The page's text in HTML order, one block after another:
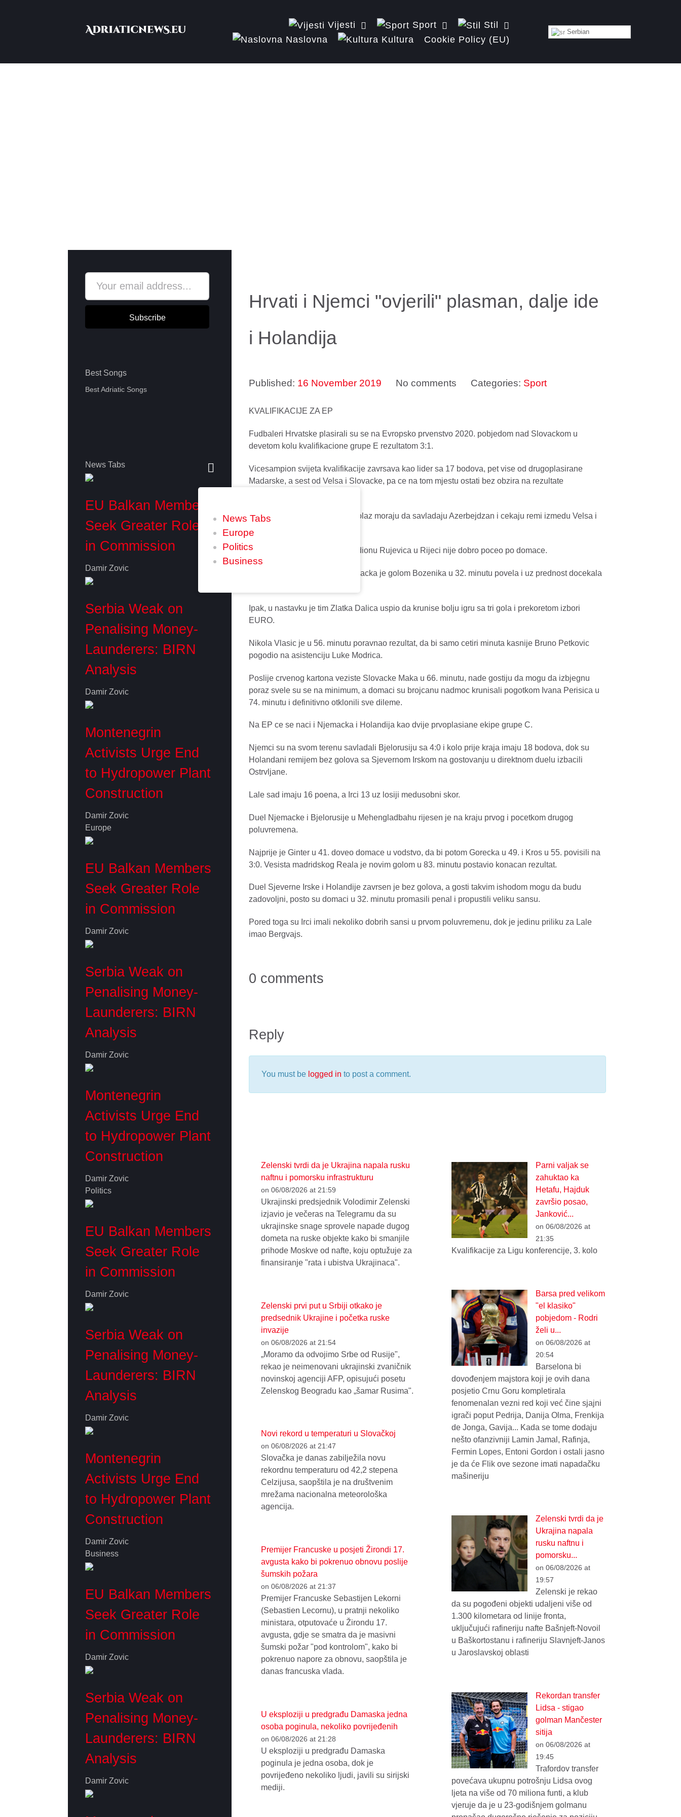
Vijesti Sport
Stil
Naslovna
Kultura Cookie Policy (EU)
Serbian
Subscribe
Best Songs
Best Adriatic Songs
News Tabs
Europe
Politics
Business
News Tabs
EU Balkan Members
Seek Greater Role
in Commission
Damir Zovic
Serbia Weak on
Penalising Money-
Launderers: BIRN
Analysis
Damir Zovic
Montenegrin
Activists Urge End
to Hydropower Plant
Construction
Damir Zovic
Europe
EU Balkan Members
Seek Greater Role
in Commission
Damir Zovic
Serbia Weak on
Penalising Money-
Launderers: BIRN
Analysis
Damir Zovic
Montenegrin
Activists Urge End
to Hydropower Plant
Construction
Damir Zovic
Politics
EU Balkan Members
Seek Greater Role
in Commission
Damir Zovic
Serbia Weak on
Penalising Money-
Launderers: BIRN
Analysis
Damir Zovic
Montenegrin
Activists Urge End
to Hydropower Plant
Construction
Damir Zovic
Business
EU Balkan Members
Seek Greater Role
in Commission
Damir Zovic
Serbia Weak on
Penalising Money-
Launderers: BIRN
Analysis
Damir Zovic
Hrvati i Njemci "ovjerili" plasman, dalje ide
i Holandija
Published: 16 November 2019 No comments Categories: Sport
KVALIFIKACIJE ZA EP
Fudbaleri Hrvatske plasirali su se na Evropsko prvenstvo 2020. pobjedom nad Slovackom u
devetom kolu kvalifikacione grupe E rezultatom 3:1.
Vicesampion svijeta kvalifikacije zavrsava kao lider sa 17 bodova, pet vise od drugoplasirane
Madarske, a sest od Velsa i Slovacke, pa ce na tom mjestu ostati bez obzira na rezultate
Slovaci, sa druge strane, za prolaz moraju da savladaju Azerbejdzan i cekaju remi izmedu Velsa i
Duel u sjajnoj atmosferi na stadionu Rujevica u Rijeci nije dobro poceo po domace.
Uprkos inicijativi Vatrenih, Slovacka je golom Bozenika u 32. minutu povela i uz prednost docekala
Ipak, u nastavku je tim Zlatka Dalica uspio da krunise bolju igru sa tri gola i prekoretom izbori
EURO.
Nikola Vlasic je u 56. minutu poravnao rezultat, da bi samo cetiri minuta kasnije Bruno Petkovic
pogodio na asistenciju Luke Modrica.
Poslije crvenog kartona veziste Slovacke Maka u 66. minutu, nade gostiju da mogu da izbjegnu
poraz svele su se na minimum, a domaci su brojcanu nadmoc krunisali pogotkom Ivana Perisica u
74. minutu i definitivno otklonili sve dileme.
Na EP ce se naci i Njemacka i Holandija kao dvije prvoplasiane ekipe grupe C.
Njemci su na svom terenu savladali Bjelorusiju sa 4:0 i kolo prije kraja imaju 18 bodova, dok su
Holandani remijem bez golova sa Sjevernom Irskom na gostovanju u direktnom duelu izbacili
Ostrvljane.
Lale sad imaju 16 poena, a Irci 13 uz losiji medusobni skor.
Duel Njemacke i Bjelorusije u Mehengladbahu rijesen je na kraju prvog i pocetkom drugog
poluvremena.
Najprije je Ginter u 41. doveo domace u vodstvo, da bi potom Gorecka u 49. i Kros u 55. povisili na
3:0. Vesista madridskog Reala je novim golom u 83. minutu postavio konacan rezultat.
Duel Sjeverne Irske i Holandije zavrsen je bez golova, a gosti takvim ishodom mogu da budu
zadovoljni, posto su domaci u 32. minutu promasili penal i propustili veliku sansu.
Pored toga su Irci imali nekoliko dobrih sansi u prvom poluvremenu, dok je jedinu priliku za Lale
imao Bergvajs.
0 comments
Reply
You must be logged in to post a comment.
Zelenski tvrdi da je Ukrajina napala rusku
naftnu i pomorsku infrastrukturu
on 06/08/2026 at 21:59
Ukrajinski predsjednik Volodimir Zelenski
izjavio je večeras na Telegramu da su
ukrajinske snage sprovele napade dugog
dometa na ruske objekte kako bi smanjile
prihode Moskve od nafte, koju optužuje za
finansiranje "rata i ubistva Ukrajinaca".
Zelenski prvi put u Srbiji otkako je
predsednik Ukrajine i početka ruske
invazije
on 06/08/2026 at 21:54
„Moramo da odvojimo Srbe od Rusije",
rekao je neimenovani ukrajinski zvaničnik
novinskoj agenciji AFP, opisujući posetu
Zelenskog Beogradu kao „šamar Rusima".
Novi rekord u temperaturi u Slovačkoj
on 06/08/2026 at 21:47
Slovačka je danas zabilježila novu
rekordnu temperaturu od 42,2 stepena
Celzijusa, saopštila je na društvenim
mrežama nacionalna meteorološka
agencija.
Premijer Francuske u posjeti Žirondi 17.
avgusta kako bi pokrenuo obnovu poslije
šumskih požara
on 06/08/2026 at 21:37
Premijer Francuske Sebastijen Lekorni
(Sebastien Lecornu), u pratnji nekoliko
ministara, otputovaće u Žirondu 17.
avgusta, gdje se smatra da je masivni
šumski požar "pod kontrolom", kako bi
pokrenuo napore za obnovu, saopštila je
danas francuska vlada.
U eksploziji u predgrađu Damaska jedna
osoba poginula, nekoliko povrijeđenih
on 06/08/2026 at 21:28
U eksploziji u predgrađu Damaska
poginula je jedna osoba, dok je
povrijeđeno nekoliko ljudi, javili su sirijski
mediji.
Parni valjak se
zahuktao ka
Hetafu, Hajduk
završio posao,
Janković...
on 06/08/2026 at
21:35
Kvalifikacije za Ligu konferencije, 3. kolo
Barsa pred velikom
"el klasiko"
pobjedom - Rodri
želi u...
on 06/08/2026 at
20:54
Barselona bi
dovođenjem majstora koji je ovih dana
posjetio Crnu Goru kompletirala
fenomenalan vezni red koji već čine sjajni
igrači poput Pedrija, Danija Olma, Frenkija
de Jonga, Gavija... Kada se tome dodaju
nešto ofanzivniji Lamin Jamal, Rafinja,
Fermin Lopes, Entoni Gordon i ostali jasno
je da će Flik ove sezone imati napadačku
mašineriju
Zelenski tvrdi da je
Ukrajina napala
rusku naftnu i
pomorsku...
on 06/08/2026 at
19:57
Zelenski je rekao
da su pogođeni objekti udaljeni više od
1.300 kilometara od linije fronta,
uključujući rafineriju nafte Bašnjeft-Novoil
u Baškortostanu i rafineriju Slavnjeft-Janos
u Jaroslavskoj oblasti
Rekordan transfer
Lidsa - stigao
golman Mančester
sitija
on 06/08/2026 at
19:45
Trafordov transfer
povećava ukupnu potrošnju Lidsa ovog
ljeta na više od 70 miliona funti, a klub
vjeruje da je u 23-godišnjem golmanu